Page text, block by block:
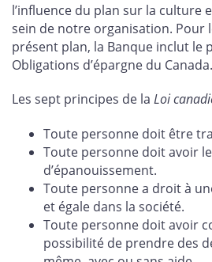
l’influence du plan sur la culture
sein de notre organisation. Pour
présent plan, la Banque inclut le
Obligations d’épargne du Canada.
Les sept principes de la Loi
Toute personne doit être
Toute personne doit avoir
d’épanouissement.
Toute personne a droit à
et égale dans la société.
Toute personne doit avoir
possibilité de prendre des